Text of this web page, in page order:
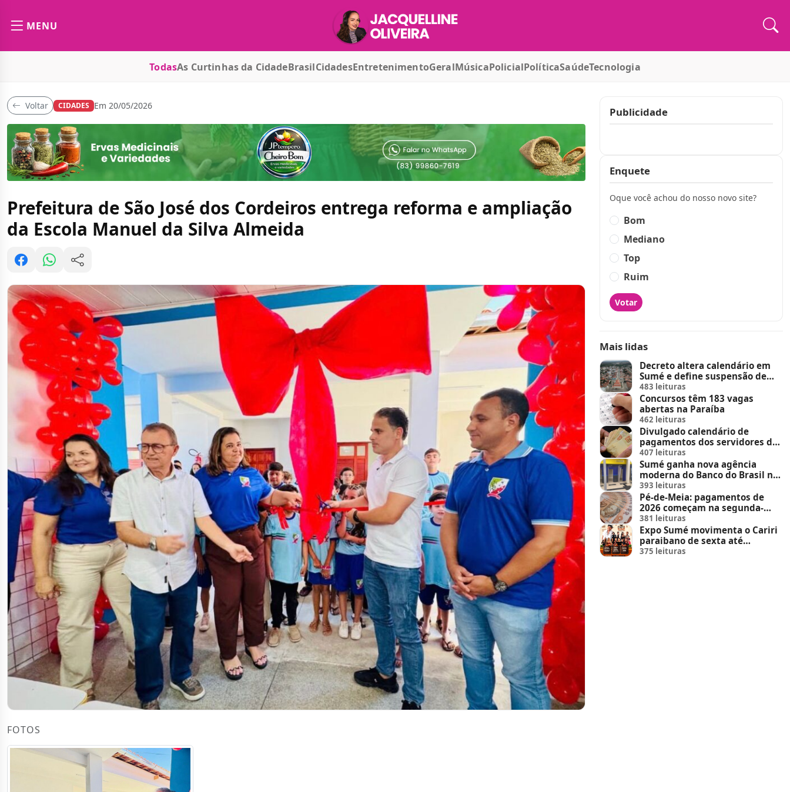
MENU
TodasAs Curtinhas da CidadeBrasilCidadesEntretenimentoGeralMúsicaPolicialPolíticaSaúdeTecnologia
Voltar CIDADES Em 20/05/2026
Prefeitura de São José dos Cordeiros entrega reforma e ampliação
da Escola Manuel da Silva Almeida
FOTOS
Publicidade
Enquete
Oque você achou do nosso novo site?
Bom
Mediano
Top
Ruim
Votar
Mais lidas
Decreto altera calendário em
Sumé e define suspensão de
feira de animais e feriados
483 leituras
Concursos têm 183 vagas
abertas na Paraíba
462 leituras
Divulgado calendário de
pagamentos dos servidores do
Estado
407 leituras
Sumé ganha nova agência
moderna do Banco do Brasil no
Sumé Shopping
393 leituras
Pé-de-Meia: pagamentos de
2026 começam na segunda-
feira (23)
381 leituras
Expo Sumé movimenta o Cariri
paraibano de sexta até
domingo
375 leituras